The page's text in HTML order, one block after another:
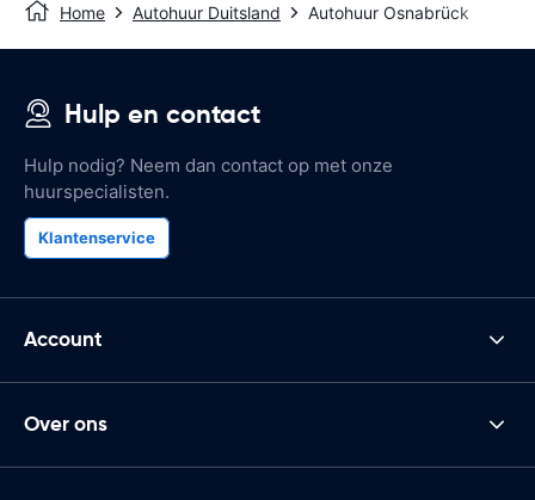
Home Autohuur Duitsland Autohuur Osnabrück
Hulp en contact
Hulp nodig? Neem dan contact op met onze
huurspecialisten.
Klantenservice
Account
Over ons